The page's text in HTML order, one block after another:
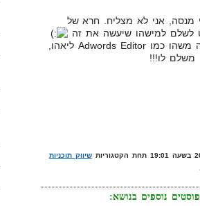
מנסה, אני לא מצליח. חרא של
לשלם למישהו שיעשה את זה
או פשוט לבנות לבד או לשלם למישהו שיבנה משהו כמו Adwords Editor ליאהו,
שיווק תוכניות
.
פוסטים נוספים בנושא: